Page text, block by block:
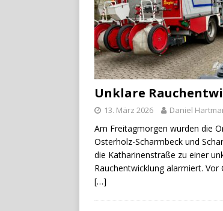
Unklare
13. März 2026 Daniel
Am Freitagmorgen wurden die
Osterholz-Scharmbeck und
die Katharinenstraße zu einer
Rauchentwicklung alarmiert. Vor
[…]